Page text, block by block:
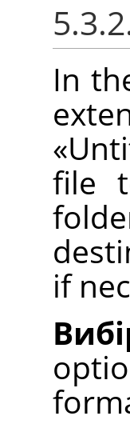
In
«
file
if